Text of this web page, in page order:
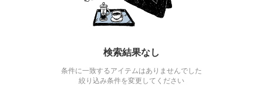
検索結果なし
条件に一致するアイテムはありませんでした
絞り込み条件を変更してください